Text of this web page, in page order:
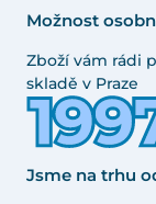
Možnost
Zboží vám rádi
skladě v Praze
Jsme na trhu